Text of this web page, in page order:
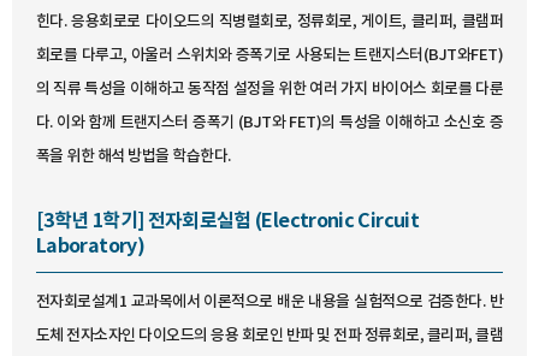
힌다. 응용회로로 다이오드의 직병렬회로, 정류회로, 게이트, 클리퍼, 클램퍼
회로를 다루고, 아울러 스위치와 증폭기로 사용되는 트랜지스터(BJT와FET)
의 직류 특성을 이해하고 동작점 설정을 위한 여러 가지 바이어스 회로를 다룬
다. 이와 함께 트랜지스터 증폭기 (BJT와 FET)의 특성을 이해하고 소신호 증
폭을 위한 해석 방법을 학습한다.
[3학년 1학기] 전자회로실험 (Electronic Circuit
Laboratory)
전자회로설계1 교과목에서 이론적으로 배운 내용을 실험적으로 검증한다. 반
도체 전자소자인 다이오드의 응용 회로인 반파 및 전파 정류회로, 클리퍼, 클램